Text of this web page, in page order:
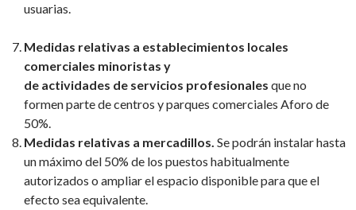
usuarias.
Medidas relativas a establecimientos locales
comerciales minoristas y
de actividades de servicios profesionales que no
formen parte de centros y parques comerciales Aforo de
50%.
Medidas relativas a mercadillos. Se podrán instalar hasta
un máximo del 50% de los puestos habitualmente
autorizados o ampliar el espacio disponible para que el
efecto sea equivalente.